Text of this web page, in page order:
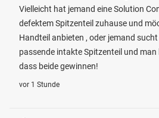
Vielleicht hat jemand eine Solution
defektem Spitzenteil zuhause und
Handteil anbieten , oder jemand
passende intakte Spitzenteil und man
dass beide gewinnen!
vor 1 Stunde